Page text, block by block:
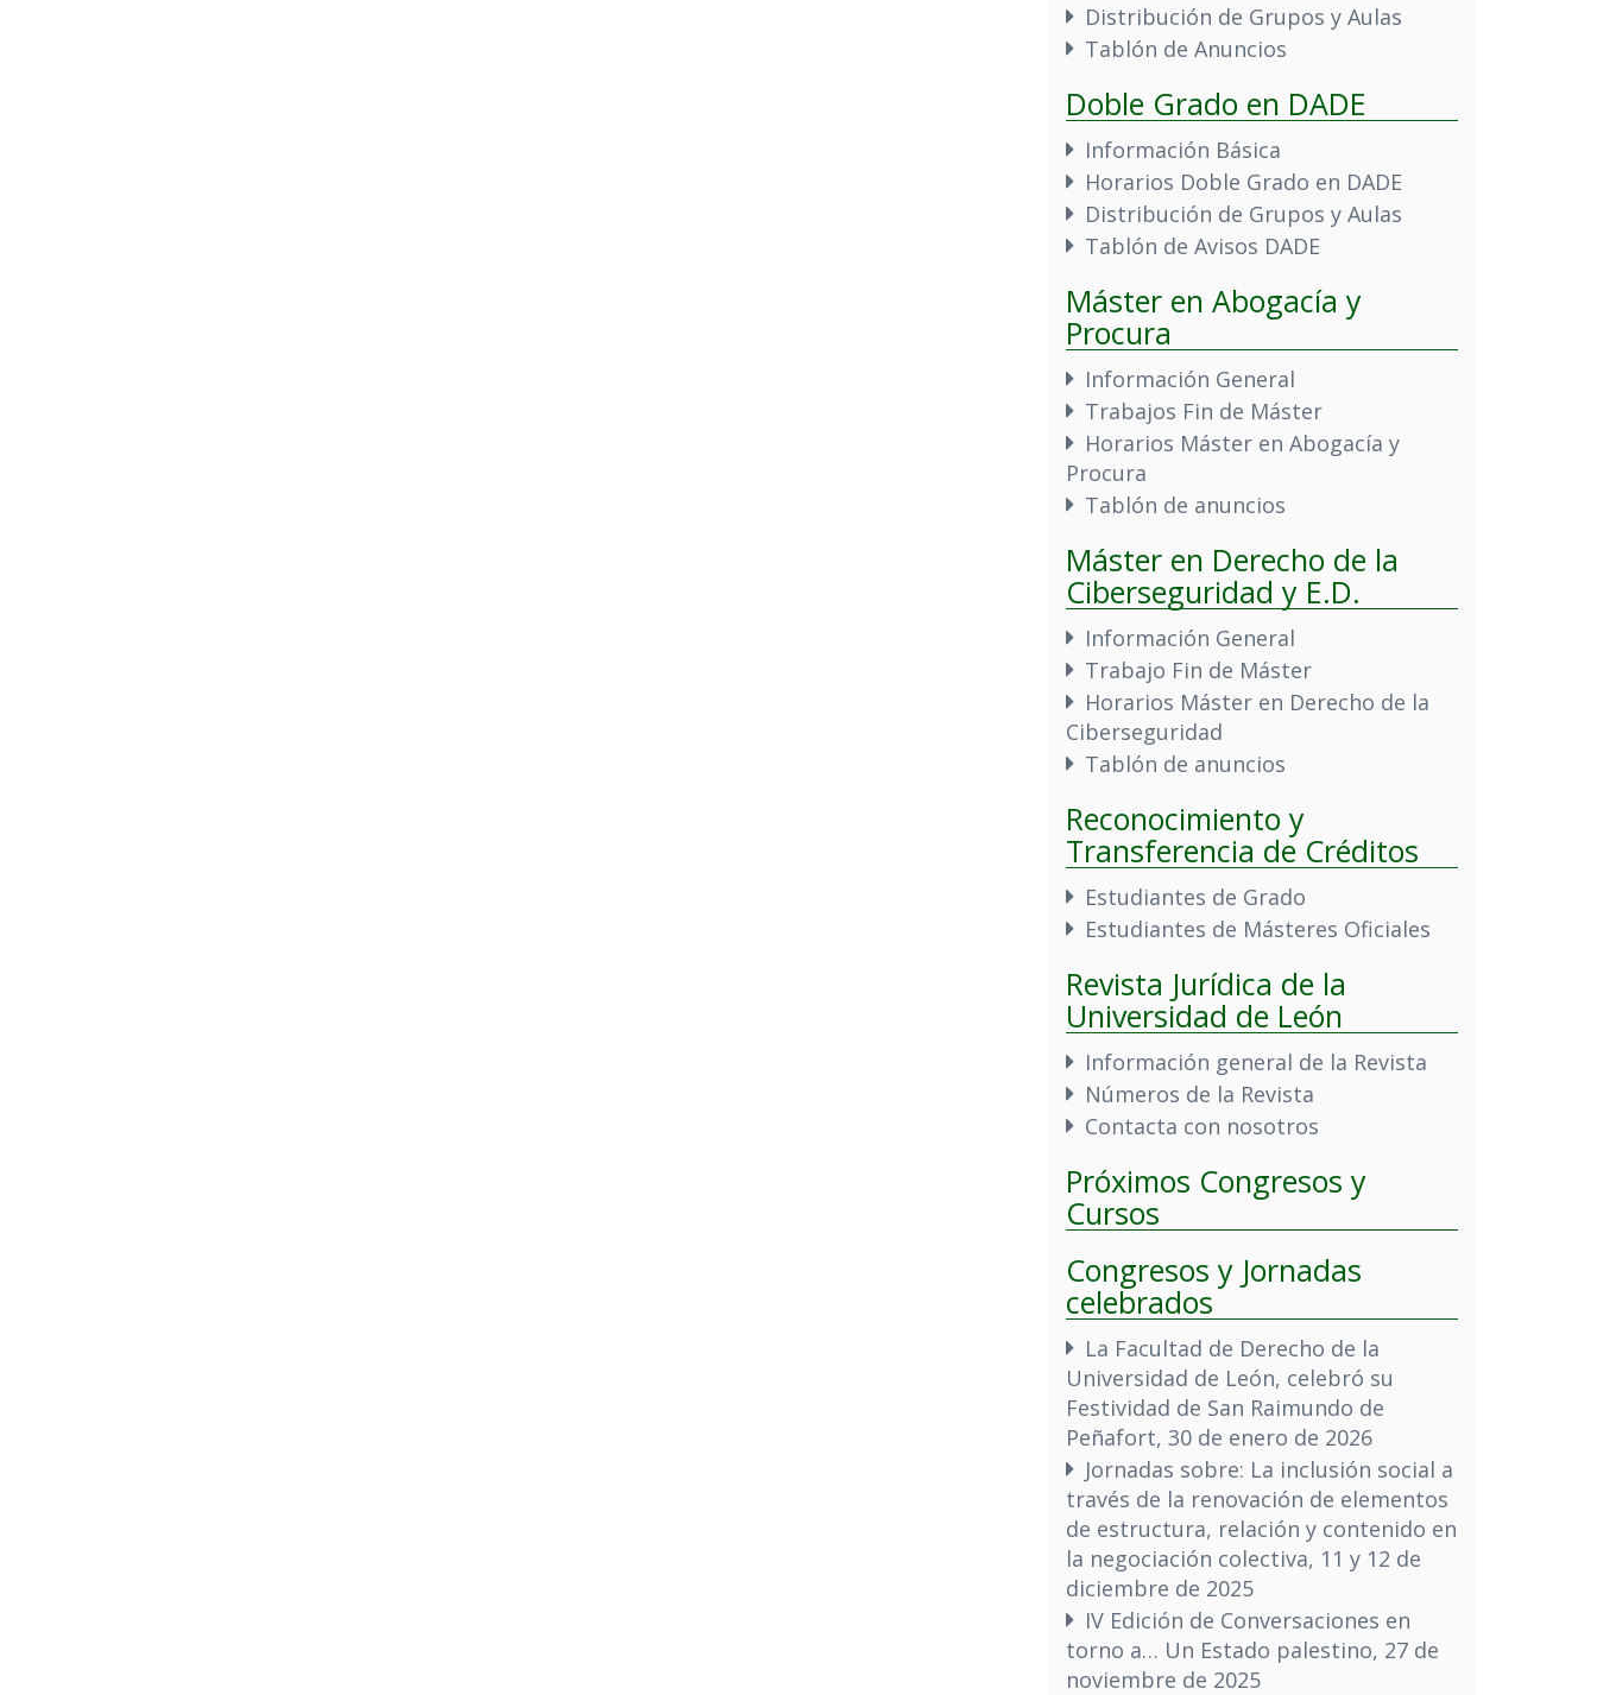
Distribución de Grupos y Aulas
Tablón de Anuncios
Doble Grado en DADE
Información Básica
Horarios Doble Grado en DADE
Distribución de Grupos y Aulas
Tablón de Avisos DADE
Máster en Abogacía y
Procura
Información General
Trabajos Fin de Máster
Horarios Máster en Abogacía y
Procura
Tablón de anuncios
Máster en Derecho de la
Ciberseguridad y E.D.
Información General
Trabajo Fin de Máster
Horarios Máster en Derecho de la
Ciberseguridad
Tablón de anuncios
Reconocimiento y
Transferencia de Créditos
Estudiantes de Grado
Estudiantes de Másteres Oficiales
Revista Jurídica de la
Universidad de León
Información general de la Revista
Números de la Revista
Contacta con nosotros
Próximos Congresos y
Cursos
Congresos y Jornadas
celebrados
La Facultad de Derecho de la
Universidad de León, celebró su
Festividad de San Raimundo de
Peñafort, 30 de enero de 2026
Jornadas sobre: La inclusión social a
través de la renovación de elementos
de estructura, relación y contenido en
la negociación colectiva, 11 y 12 de
diciembre de 2025
IV Edición de Conversaciones en
torno a… Un Estado palestino, 27 de
noviembre de 2025